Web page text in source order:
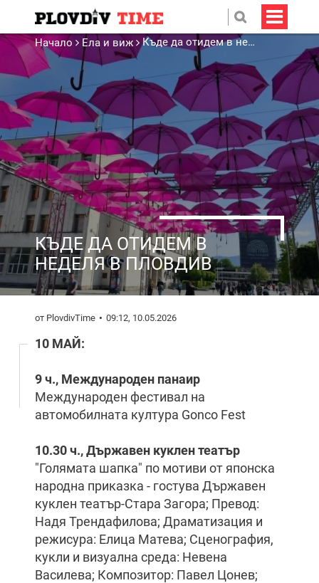
Начало Ела и виж Къде да отидем в неделя в Пловдив
КЪДЕ ДА ОТИДЕМ В
НЕДЕЛЯ В ПЛОВДИВ
от PlovdivTime 09:12, 10.05.2026
10 МАЙ:
9 ч., Международен панаир
Международен фестивал на
автомобилната култура Gonco Fest
10.30 ч., Държавен куклен театър
"Голямата шапка" по мотиви от японска
народна приказка - гостува Държавен
куклен театър-Стара Загора; Превод:
Надя Трендафилова; Драматизация и
режисура: Елица Матева; Сценография,
кукли и визуална среда: Невена
Василева; Композитор: Павел Цонев;